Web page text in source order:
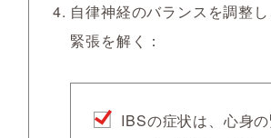
自律神経のバランスを調整
緊張を解く：
IBSの症状は、心身